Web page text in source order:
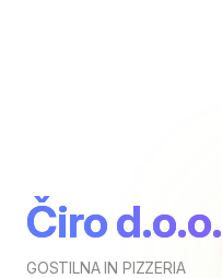
Čiro d.o.o.
GOSTILNA IN PIZZERIA